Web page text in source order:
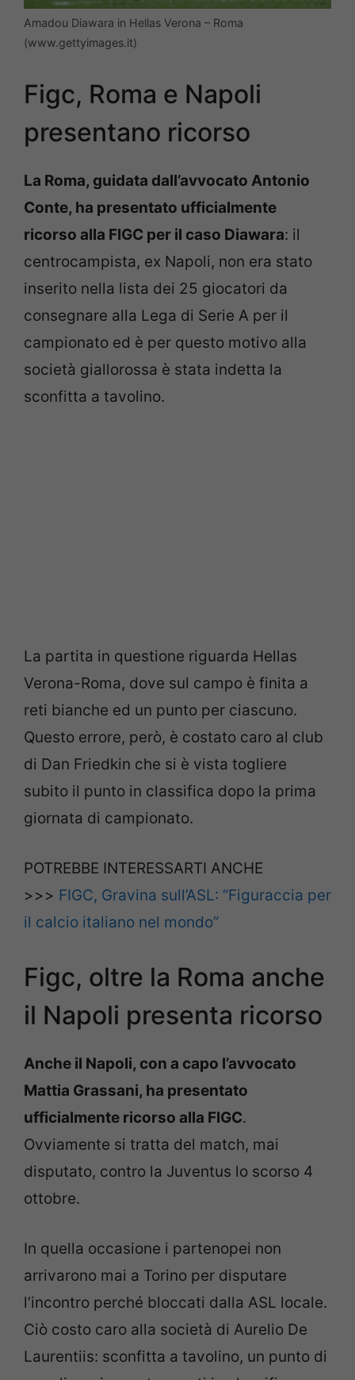
Amadou Diawara in Hellas Verona – Roma
(www.gettyimages.it)
Figc, Roma e Napoli
presentano ricorso
La Roma, guidata dall’avvocato Antonio
Conte, ha presentato ufficialmente
ricorso alla FIGC per il caso Diawara: il
centrocampista, ex Napoli, non era stato
inserito nella lista dei 25 giocatori da
consegnare alla Lega di Serie A per il
campionato ed è per questo motivo alla
società giallorossa è stata indetta la
sconfitta a tavolino.
La partita in questione riguarda Hellas
Verona-Roma, dove sul campo è finita a
reti bianche ed un punto per ciascuno.
Questo errore, però, è costato caro al club
di Dan Friedkin che si è vista togliere
subito il punto in classifica dopo la prima
giornata di campionato.
POTREBBE INTERESSARTI ANCHE
>>> FIGC, Gravina sull’ASL: “Figuraccia per
il calcio italiano nel mondo”
Figc, oltre la Roma anche
il Napoli presenta ricorso
Anche il Napoli, con a capo l’avvocato
Mattia Grassani, ha presentato
ufficialmente ricorso alla FIGC.
Ovviamente si tratta del match, mai
disputato, contro la Juventus lo scorso 4
ottobre.
In quella occasione i partenopei non
arrivarono mai a Torino per disputare
l’incontro perché bloccati dalla ASL locale.
Ciò costo caro alla società di Aurelio De
Laurentiis: sconfitta a tavolino, un punto di